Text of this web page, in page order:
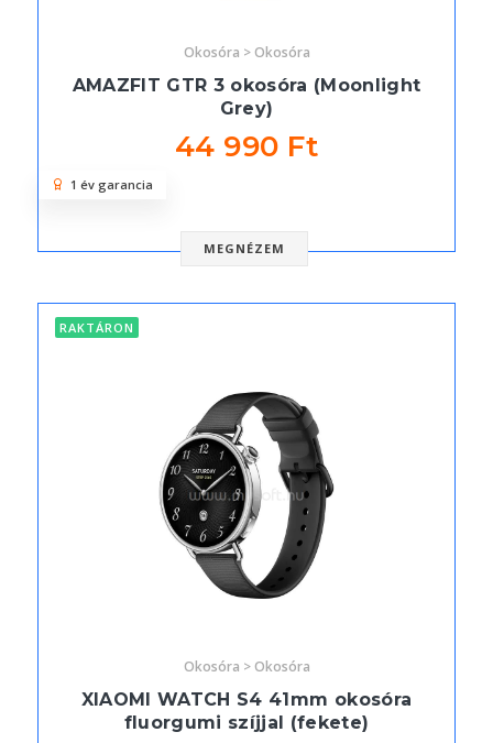
Okosóra > Okosóra
AMAZFIT GTR 3 okosóra (Moonlight
Grey)
44 990 Ft
MEGNÉZEM
1 év garancia
RAKTÁRON
Okosóra > Okosóra
XIAOMI WATCH S4 41mm okosóra
fluorgumi szíjjal (fekete)